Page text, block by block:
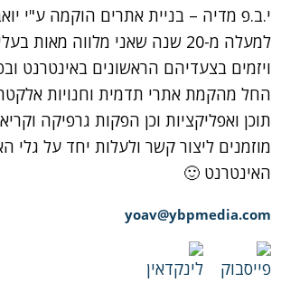
י.ב.פ מדיה – בניית אתרים הוקמה ע"י
למעלה מ-20 שנה שאני מלווה
ויזמים בצעדיהם הראשונים באינטרנט
החל מהקמת אתרי תדמית וחנויות
תוכן ואפליקציות וכן הפקות גרפיקה
מוזמנים ליצור קשר ולעלות יחד על גלי
האינטרנט 🙂
yoav@ybpmedia.com